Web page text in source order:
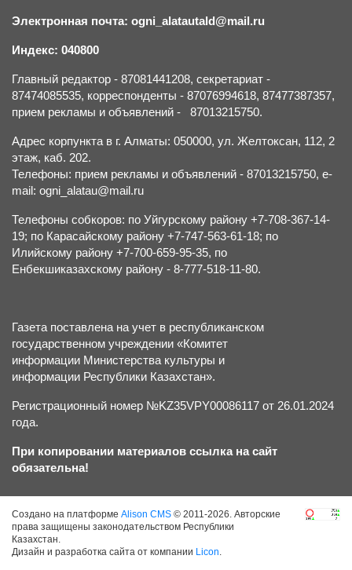
Электронная почта: ogni_alatautald@mail.ru
Индекс: 040800
Главный редактор - 87081441208, секретариат -
87474085535, корреспонденты - 87076994618, 87477387357,
прием рекламы и объявлений - 87013215750.
Адрес корпункта в г. Алматы: 050000, ул. Желтоксан, 112, 2
этаж, каб. 202.
Телефоны: прием рекламы и объявлений - 87013215750, e-
mail: ogni_alatau@mail.ru
Телефоны собкоров: по Уйгурскому району +7-708-367-14-
19; по Карасайскому району +7-747-563-61-18; по
Илийскому району +7-700-659-95-35, по
Енбекшиказахскому району - 8-777-518-11-80.
Газета поставлена на учет в республиканском
государственном учреждении «Комитет
информации Министерства культуры и
информации Республики Казахстан».
Регистрационный номер №KZ35VPY00086117 от 26.01.2024
года.
При копировании материалов ссылка на сайт
обязательна!
Создано на платформе Alison CMS © 2011-2026. Авторские
права защищены законодательством Республики
Казахстан.
Дизайн и разработка сайта от компании Licon.